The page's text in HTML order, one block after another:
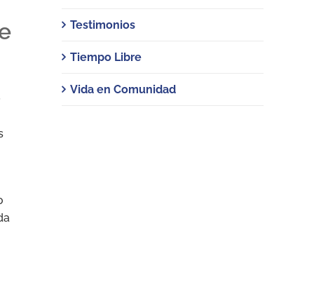
Testimonios
Tiempo Libre
Vida en Comunidad